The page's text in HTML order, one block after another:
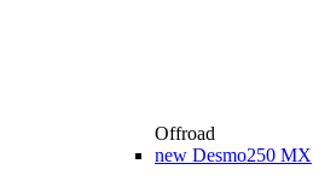
Offroad
new Desmo250 MX